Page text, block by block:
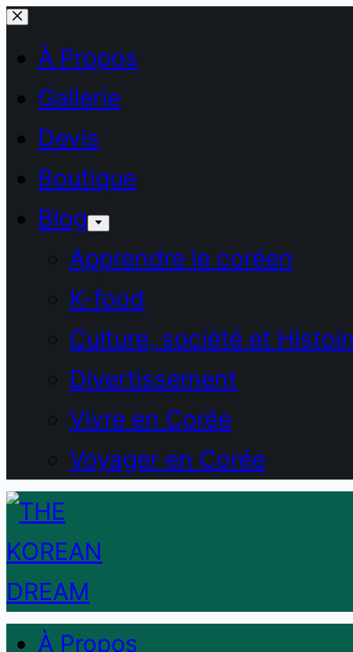
Passer
contenuÀ Propos
Gallerie
Devis
Boutique
Blog
Apprendre le coréen
K-food
Culture, société et
Divertissement
Vivre en Corée
Voyager en Corée
À Propos